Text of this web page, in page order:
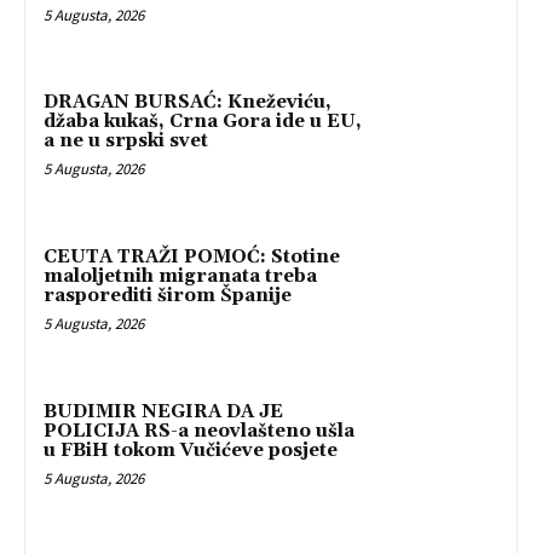
5 Augusta, 2026
DRAGAN BURSAĆ: Kneževiću,
džaba kukaš, Crna Gora ide u EU,
a ne u srpski svet
5 Augusta, 2026
CEUTA TRAŽI POMOĆ: Stotine
maloljetnih migranata treba
rasporediti širom Španije
5 Augusta, 2026
BUDIMIR NEGIRA DA JE
POLICIJA RS-a neovlašteno ušla
u FBiH tokom Vučićeve posjete
5 Augusta, 2026